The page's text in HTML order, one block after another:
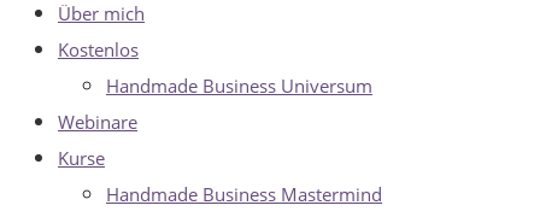
Über mich
Kostenlos
Handmade Business Universum
Webinare
Kurse
Handmade Business Mastermind